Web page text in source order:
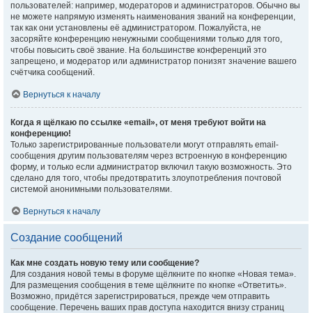
пользователей: например, модераторов и администраторов. Обычно вы
не можете напрямую изменять наименования званий на конференции,
так как они установлены её администратором. Пожалуйста, не
засоряйте конференцию ненужными сообщениями только для того,
чтобы повысить своё звание. На большинстве конференций это
запрещено, и модератор или администратор понизят значение вашего
счётчика сообщений.
Вернуться к началу
Когда я щёлкаю по ссылке «email», от меня требуют войти на
конференцию!
Только зарегистрированные пользователи могут отправлять email-
сообщения другим пользователям через встроенную в конференцию
форму, и только если администратор включил такую возможность. Это
сделано для того, чтобы предотвратить злоупотребления почтовой
системой анонимными пользователями.
Вернуться к началу
Создание сообщений
Как мне создать новую тему или сообщение?
Для создания новой темы в форуме щёлкните по кнопке «Новая тема».
Для размещения сообщения в теме щёлкните по кнопке «Ответить».
Возможно, придётся зарегистрироваться, прежде чем отправить
сообщение. Перечень ваших прав доступа находится внизу страниц